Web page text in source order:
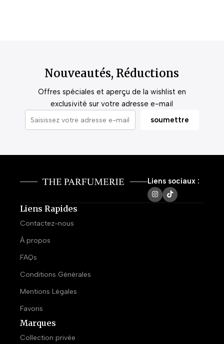
Nouveautés, Réductions
Offres spéciales et aperçu de la wishlist en
exclusivité sur votre adresse e-mail
Liens sociaux :
Liens Rapides
Contactez-nous
À propos
FAQs
Conditions Générales
Mentions Légales
Favoris
Marques
Collection privée